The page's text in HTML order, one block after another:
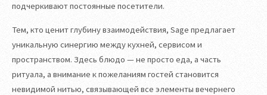
подчеркивают постоянные посетители.
Тем, кто ценит глубину взаимодействия, Sage предлагает
уникальную синергию между кухней, сервисом и
пространством. Здесь блюдо — не просто еда, а часть
ритуала, а внимание к пожеланиям гостей становится
невидимой нитью, связывающей все элементы вечернего